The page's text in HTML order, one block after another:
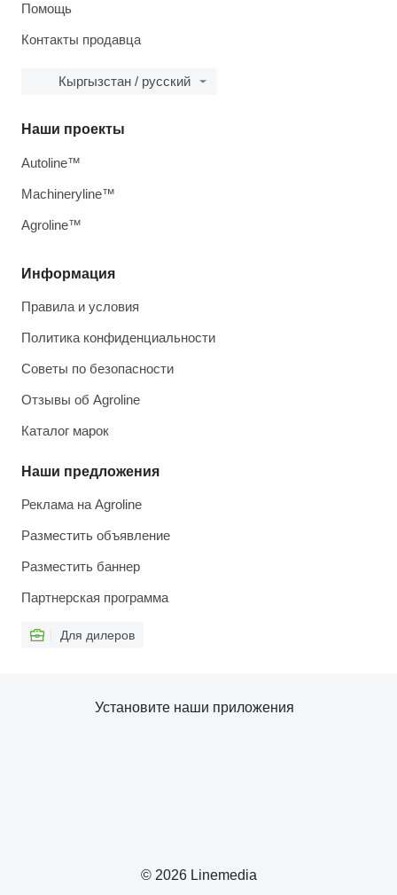
Помощь
Контакты продавца
Кыргызстан / русский
Информация
Правила и условия
Политика конфиденциальности
Советы по безопасности
Отзывы об Agroline
Каталог марок
Наши предложения
Реклама на Agroline
Разместить объявление
Разместить баннер
Партнерская программа
Для дилеров
Наши проекты
Autoline™
Machineryline™
Agroline™
© 2026 Linemedia
Установите наши приложения